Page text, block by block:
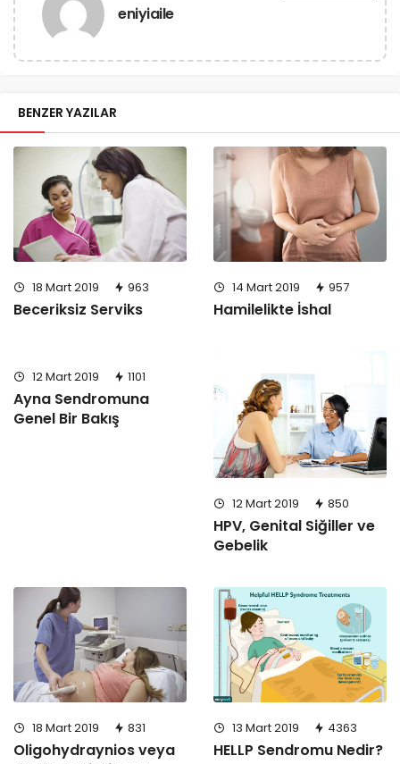
eniyiaile
BENZER YAZILAR
18 Mart 2019 963
Beceriksiz Serviks
14 Mart 2019 957
Hamilelikte İshal
12 Mart 2019 1101
Ayna Sendromuna
Genel Bir Bakış
12 Mart 2019 850
HPV, Genital Siğiller ve
Gebelik
18 Mart 2019 831
Oligohydraynios veya
13 Mart 2019 4363
HELLP Sendromu Nedir?